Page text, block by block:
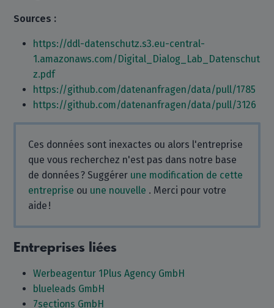
Sources :
https://ddl-datenschutz.s3.eu-central-
1.amazonaws.com/Digital_Dialog_Lab_Datenschut
z.pdf
https://github.com/datenanfragen/data/pull/1785
https://github.com/datenanfragen/data/pull/3126
Ces données sont inexactes ou alors l'entreprise
que vous recherchez n'est pas dans notre base
de données ? Suggérer une modification de cette
entreprise ou une nouvelle . Merci pour votre
aide !
Entreprises liées
Werbeagentur 1Plus Agency GmbH
blueleads GmbH
7sections GmbH